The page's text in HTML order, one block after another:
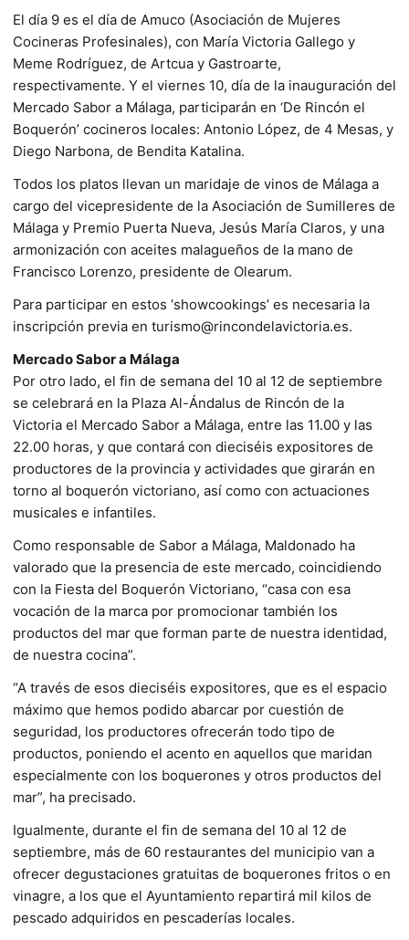
El día 9 es el día de Amuco (Asociación de Mujeres
Cocineras Profesinales), con María Victoria Gallego y
Meme Rodríguez, de Artcua y Gastroarte,
respectivamente. Y el viernes 10, día de la inauguración del
Mercado Sabor a Málaga, participarán en ‘De Rincón el
Boquerón’ cocineros locales: Antonio López, de 4 Mesas, y
Diego Narbona, de Bendita Katalina.
Todos los platos llevan un maridaje de vinos de Málaga a
cargo del vicepresidente de la Asociación de Sumilleres de
Málaga y Premio Puerta Nueva, Jesús María Claros, y una
armonización con aceites malagueños de la mano de
Francisco Lorenzo, presidente de Olearum.
Para participar en estos ‘showcookings’ es necesaria la
inscripción previa en turismo@rincondelavictoria.es.
Mercado Sabor a Málaga
Por otro lado, el fin de semana del 10 al 12 de septiembre
se celebrará en la Plaza Al-Ándalus de Rincón de la
Victoria el Mercado Sabor a Málaga, entre las 11.00 y las
22.00 horas, y que contará con dieciséis expositores de
productores de la provincia y actividades que girarán en
torno al boquerón victoriano, así como con actuaciones
musicales e infantiles.
Como responsable de Sabor a Málaga, Maldonado ha
valorado que la presencia de este mercado, coincidiendo
con la Fiesta del Boquerón Victoriano, “casa con esa
vocación de la marca por promocionar también los
productos del mar que forman parte de nuestra identidad,
de nuestra cocina”.
“A través de esos dieciséis expositores, que es el espacio
máximo que hemos podido abarcar por cuestión de
seguridad, los productores ofrecerán todo tipo de
productos, poniendo el acento en aquellos que maridan
especialmente con los boquerones y otros productos del
mar”, ha precisado.
Igualmente, durante el fin de semana del 10 al 12 de
septiembre, más de 60 restaurantes del municipio van a
ofrecer degustaciones gratuitas de boquerones fritos o en
vinagre, a los que el Ayuntamiento repartirá mil kilos de
pescado adquiridos en pescaderías locales.